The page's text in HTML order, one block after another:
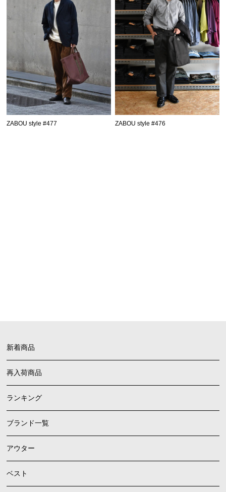
ZABOU style #477 ZABOU style #476
新着商品
再入荷商品
ランキング
ブランド一覧
アウター
ベスト